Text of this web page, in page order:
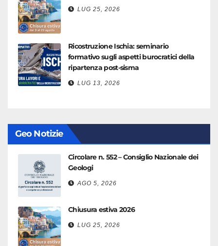
LUG 25, 2026
Ricostruzione Ischia: seminario
formativo sugli aspetti burocratici della
ripartenza post-sisma
LUG 13, 2026
Geo Notizie
Circolare n. 552 – Consiglio Nazionale dei
Geologi
AGO 5, 2026
Chiusura estiva 2026
LUG 25, 2026